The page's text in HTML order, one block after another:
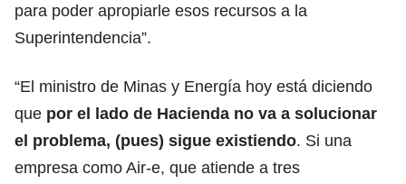
para poder apropiarle esos recursos a la
Superintendencia”.
“El ministro de Minas y Energía hoy está diciendo
que por el lado de Hacienda no va a solucionar
el problema, (pues) sigue existiendo. Si una
empresa como Air-e, que atiende a tres